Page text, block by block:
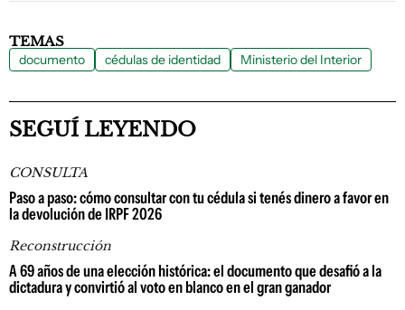
TEMAS
documento cédulas de identidad Ministerio del Interior
SEGUÍ LEYENDO
CONSULTA
Paso a paso: cómo consultar con tu cédula si tenés dinero a favor en
la devolución de IRPF 2026
Reconstrucción
A 69 años de una elección histórica: el documento que desafió a la
dictadura y convirtió al voto en blanco en el gran ganador